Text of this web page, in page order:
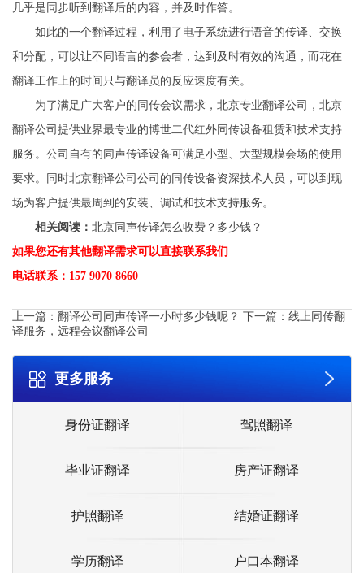
几乎是同步听到翻译后的内容，并及时作答。
如此的一个翻译过程，利用了电子系统进行语音的传译、交换
和分配，可以让不同语言的参会者，达到及时有效的沟通，而花在
翻译工作上的时间只与翻译员的反应速度有关。
为了满足广大客户的同传会议需求，北京专业翻译公司，北京
翻译公司提供业界最专业的博世二代红外同传设备租赁和技术支持
服务。公司自有的同声传译设备可满足小型、大型规模会场的使用
要求。同时北京翻译公司公司的同传设备资深技术人员，可以到现
场为客户提供最周到的安装、调试和技术支持服务。
相关阅读： 北京同声传译怎么收费？多少钱？
如果您还有其他翻译需求可以直接联系我们
电话联系：157 9070 8660
上一篇： 翻译公司同声传译一小时多少钱呢？ 下一篇： 线上同传翻
译服务，远程会议翻译公司
更多服务
身份证翻译 驾照翻译
毕业证翻译 房产证翻译
护照翻译 结婚证翻译
学历翻译 户口本翻译